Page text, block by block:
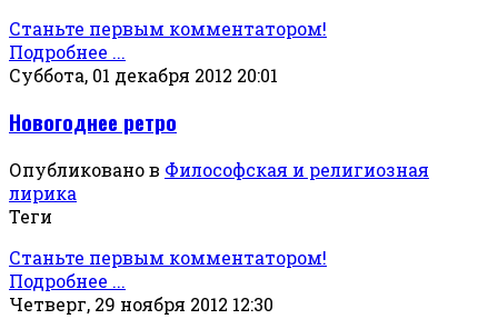
Станьте первым комментатором!
Подробнее ...
Суббота, 01 декабря 2012 20:01
Новогоднее ретро
Опубликовано в Философская и религиозная
лирика
Теги
Станьте первым комментатором!
Подробнее ...
Четверг, 29 ноября 2012 12:30